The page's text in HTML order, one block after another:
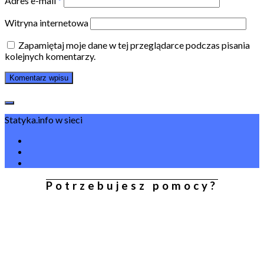
Witryna internetowa
Zapamiętaj moje dane w tej przeglądarce podczas pisania
kolejnych komentarzy.
Statyka.info w sieci
Potrzebujesz pomocy?